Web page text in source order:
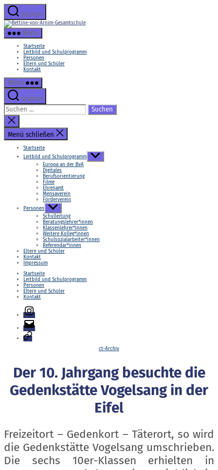
Zum
Inhalt
springenSuchen
Bettine-
Menü
Startseite
Leitbild und Schulprogramm
Personen
Eltern und Schüler
Kontakt
Menü
Suchen
Suchen
nach:
Suche
schließen
Menü schließen
Startseite
Leitbild und Schulprogramm
Untermenü
anzeigen
Europa an der BvA
Digitales
Berufsorientierung
Filme
Ehrenamt
Mensaverein
Förderverein
Personen
Untermenü
anzeigen
Schulleitung
Beratungslehrer*innen
Klassenlehrer*innen
Weitere Kolleg*innen
Schulsozialarbeiter*innen
Referendar*innen
Eltern und Schüler
Kontakt
Impressum
Startseite
Leitbild und Schulprogramm
Personen
Eltern und Schüler
Kontakt
Instagram
E-
Mail
Login
Kategorien
ct-Archiv
Der 10. Jahrgang besuchte die
Gedenkstätte Vogelsang in der
Eifel
Freizeitort – Gedenkort – Täterort, so wird
die Gedenkstätte Vogelsang umschrieben.
Die sechs 10er-Klassen erhielten in